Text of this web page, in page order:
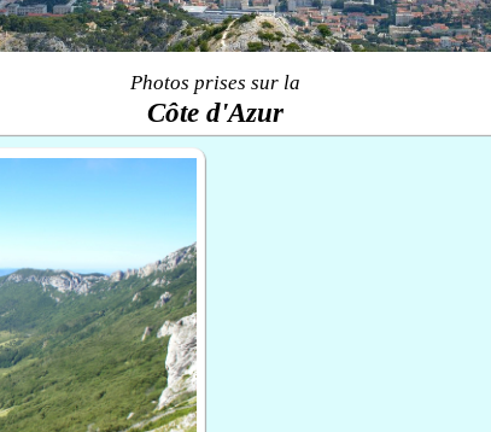
Photos prises sur la
Côte d'Azur